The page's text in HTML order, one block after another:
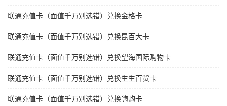
联通充值卡（面值千万别选错）兑换金格卡
联通充值卡（面值千万别选错）兑换昆百大卡
联通充值卡（面值千万别选错）兑换望海国际购物卡
联通充值卡（面值千万别选错）兑换生生百货卡
联通充值卡（面值千万别选错）兑换嗨购卡